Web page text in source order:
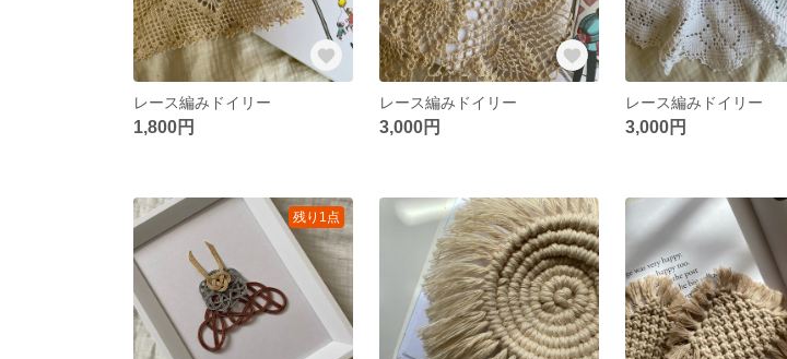
レース編みドイリー
1,800円
レース編みドイリー
3,000円
レース編みドイリー
3,000円
残り1点